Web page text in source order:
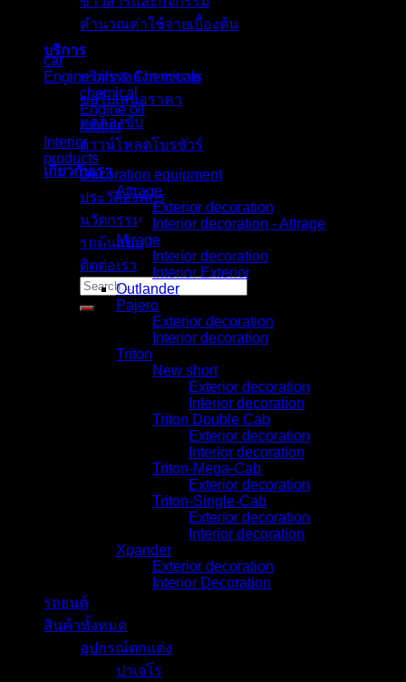
คำนวณค่าใช้จ่ายเบื้องต้น
บริการ
บริการหลังการขาย
ขอใบเสนอราคา
ทดลองขับ
ดาวน์โหลดโบรชัวร์
เกี่ยวกับเรา
ประวัติองค์กร
นวัตกรรม
รถต้นแบบ
ติดต่อเรา
Search
for:
car
Engine oils & Chemicals
chemical
Engine oil
rubber
Interior
products
Decoration equipment
Attrage
Exterior decoration
Interior decoration - Attrage
Mirage
Interior decoration
Interior Exterior
Outlander
Pajero
Exterior decoration
Interior decoration
Triton
New short
Exterior decoration
Interior decoration
Triton Double Cab
Exterior decoration
Interior decoration
Triton-Mega-Cab
Exterior decoration
Triton-Single-Cab
Exterior decoration
Interior decoration
Xpander
Exterior decoration
Interior Decoration
รถยนต์
สินค้าทั้งหมด
อุปกรณ์ตกแต่ง
ปาเจโร